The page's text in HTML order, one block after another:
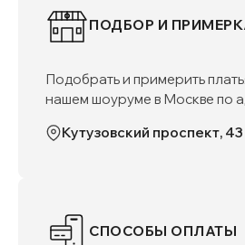
ПОДБОР И
Подобрать и примерить
нашем шоуруме в Москве по
Кутузовский проспект, 43
СПОСОБЫ ОПЛАТЫ